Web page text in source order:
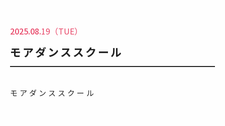
2025.08.19（TUE）
モアダンススクール
モアダンススクール